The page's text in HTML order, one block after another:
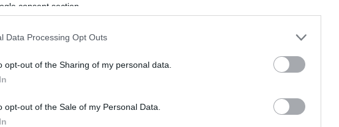
consent section.
Data Processing Opt Outs
opt-out of the Sharing of my personal data.
opt-out of the Sale of my Personal Data.
di minimalismo e artigianalità.
zaino medium è caratterizzato da